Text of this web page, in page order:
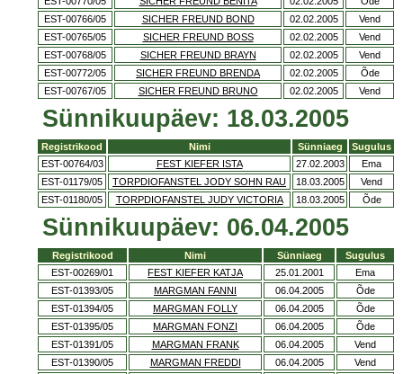
EST-00766/05
SICHER FREUND BOND 02.02.2005
Vend
EST-00765/05
SICHER FREUND BOSS 02.02.2005
Vend
EST-00768/05
SICHER FREUND BRAYN 02.02.2005
Vend
EST-00772/05
SICHER FREUND BRENDA 02.02.2005
Õde
EST-00767/05
SICHER FREUND BRUNO 02.02.2005 Vend
Sünnikuupäev: 18.03.2005
Registrikood Nimi Sünniaeg
Sugulus
EST-00764/03
FEST KIEFER ISTA 27.02.2003
Ema
EST-01179/05
TORPDIOFANSTEL JODY SOHN RAU 18.03.2005
Vend
EST-01180/05
TORPDIOFANSTEL JUDY VICTORIA 18.03.2005 Õde
Sünnikuupäev: 06.04.2005
Registrikood Nimi Sünniaeg
Sugulus
EST-00269/01
FEST KIEFER KATJA 25.01.2001
Ema
EST-01393/05
MARGMAN FANNI 06.04.2005
Õde
EST-01394/05
MARGMAN FOLLY 06.04.2005
Õde
EST-01395/05
MARGMAN FONZI 06.04.2005
Õde
EST-01391/05
MARGMAN FRANK 06.04.2005
Vend
EST-01390/05
MARGMAN FREDDI 06.04.2005
Vend